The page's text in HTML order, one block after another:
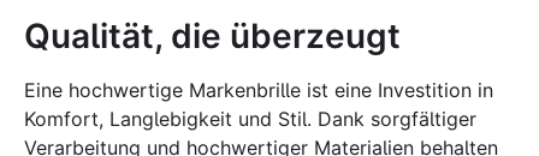
Qualität, die überzeugt
Eine hochwertige Markenbrille ist eine Investition in
Komfort, Langlebigkeit und Stil. Dank sorgfältiger
Verarbeitung und hochwertiger Materialien behalten